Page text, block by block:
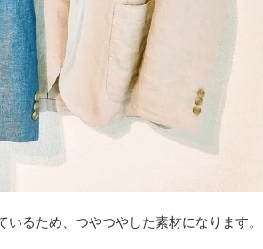
るため、つやつやした素材になります。